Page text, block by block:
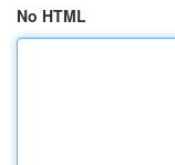
No HTML